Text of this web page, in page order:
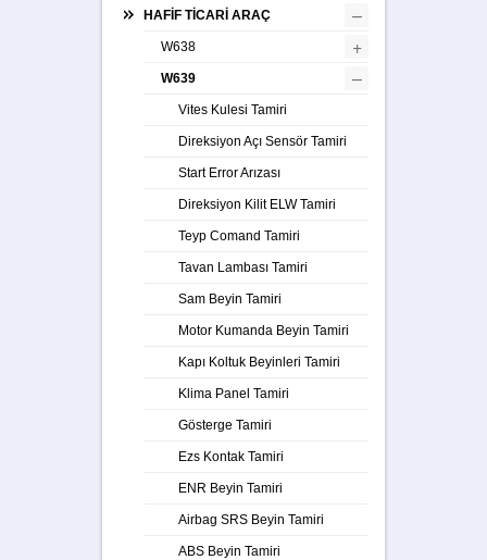
HAFİF TİCARİ ARAÇ –
W638 +
W639 –
Vites Kulesi Tamiri
Direksiyon Açı Sensör Tamiri
Start Error Arızası
Direksiyon Kilit ELW Tamiri
Teyp Comand Tamiri
Tavan Lambası Tamiri
Sam Beyin Tamiri
Motor Kumanda Beyin Tamiri
Kapı Koltuk Beyinleri Tamiri
Klima Panel Tamiri
Gösterge Tamiri
Ezs Kontak Tamiri
ENR Beyin Tamiri
Airbag SRS Beyin Tamiri
ABS Beyin Tamiri